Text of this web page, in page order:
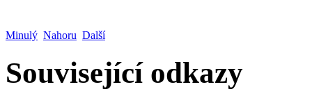
Minulý Nahoru Další
Související odkazy